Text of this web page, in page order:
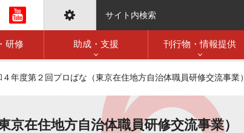
サイト内検索
研修 助成・支援 刊行物・情報提供
４年度第２回プロばな（東京在住地方自治体職員研修交流事業）
京在住地方自治体職員研修交流事業）